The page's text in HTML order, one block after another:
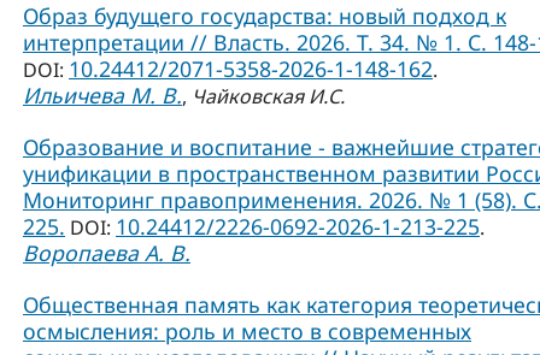
Образ будущего государства: новый подход к
интерпретации // Власть. 2026. Т. 34. № 1. С.
DOI: 10.24412/2071-5358-2026-1-148-162.
Ильичева М. В., Чайковская И.С.
Образование и воспитание - важнейшие
унификации в пространственном развитии
Мониторинг правоприменения. 2026. № 1 (58).
225. DOI: 10.24412/2226-0692-2026-1-213-225.
Воропаева А. В.
Общественная память как категория
осмысления: роль и место в современных